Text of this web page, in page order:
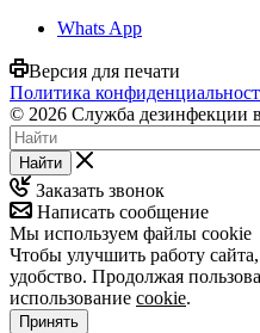
Whats App
Версия для печати
Политика
© 2026 Служба дезинфекции
Найти
Заказать звонок
Написать сообщение
Мы используем файлы cookie
Чтобы улучшить работу
удобство. Продолжая
использование cookie.
Принять